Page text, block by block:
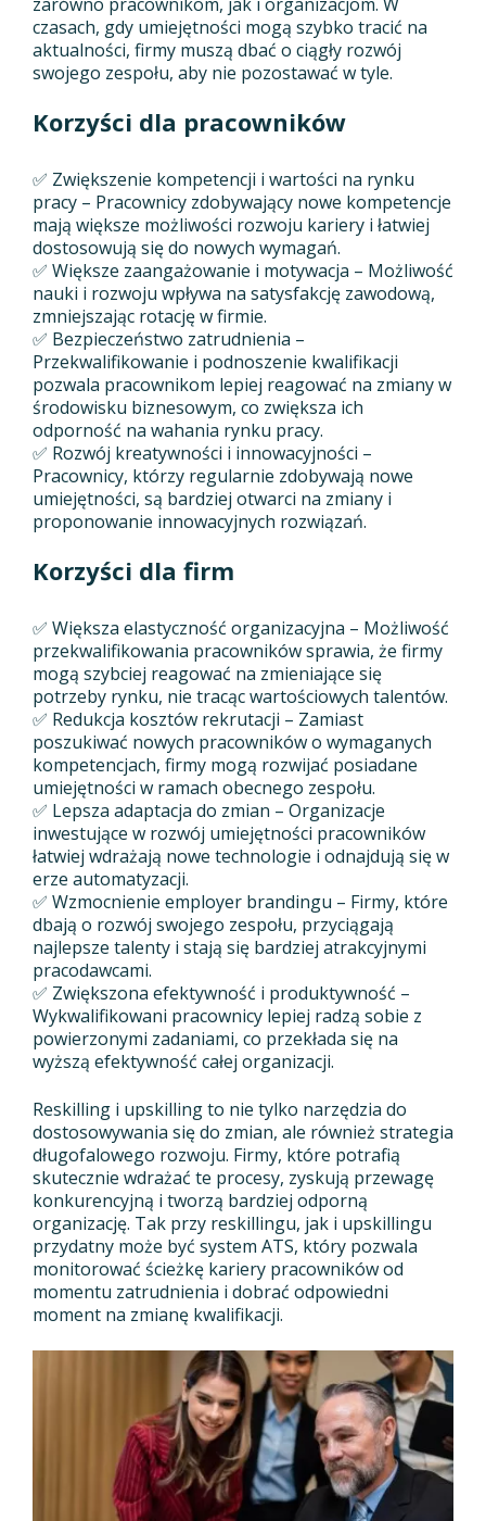
czasach, gdy umiejętności mogą szybko tracić na
aktualności, firmy muszą dbać o ciągły rozwój
swojego zespołu, aby nie pozostawać w tyle.
Korzyści dla pracowników
✅ Zwiększenie kompetencji i wartości na rynku
pracy – Pracownicy zdobywający nowe kompetencje
mają większe możliwości rozwoju kariery i łatwiej
dostosowują się do nowych wymagań.
✅ Większe zaangażowanie i motywacja – Możliwość
nauki i rozwoju wpływa na satysfakcję zawodową,
zmniejszając rotację w firmie.
✅ Bezpieczeństwo zatrudnienia –
Przekwalifikowanie i podnoszenie kwalifikacji
pozwala pracownikom lepiej reagować na zmiany w
środowisku biznesowym, co zwiększa ich
odporność na wahania rynku pracy.
✅ Rozwój kreatywności i innowacyjności –
Pracownicy, którzy regularnie zdobywają nowe
umiejętności, są bardziej otwarci na zmiany i
proponowanie innowacyjnych rozwiązań.
Korzyści dla firm
✅ Większa elastyczność organizacyjna – Możliwość
przekwalifikowania pracowników sprawia, że firmy
mogą szybciej reagować na zmieniające się
potrzeby rynku, nie tracąc wartościowych talentów.
✅ Redukcja kosztów rekrutacji – Zamiast
poszukiwać nowych pracowników o wymaganych
kompetencjach, firmy mogą rozwijać posiadane
umiejętności w ramach obecnego zespołu.
✅ Lepsza adaptacja do zmian – Organizacje
inwestujące w rozwój umiejętności pracowników
łatwiej wdrażają nowe technologie i odnajdują się w
erze automatyzacji.
✅ Wzmocnienie employer brandingu – Firmy, które
dbają o rozwój swojego zespołu, przyciągają
najlepsze talenty i stają się bardziej atrakcyjnymi
pracodawcami.
✅ Zwiększona efektywność i produktywność –
Wykwalifikowani pracownicy lepiej radzą sobie z
powierzonymi zadaniami, co przekłada się na
wyższą efektywność całej organizacji.
Reskilling i upskilling to nie tylko narzędzia do
dostosowywania się do zmian, ale również strategia
długofalowego rozwoju. Firmy, które potrafią
skutecznie wdrażać te procesy, zyskują przewagę
konkurencyjną i tworzą bardziej odporną
organizację. Tak przy reskillingu, jak i upskillingu
przydatny może być system ATS, który pozwala
monitorować ścieżkę kariery pracowników od
momentu zatrudnienia i dobrać odpowiedni
moment na zmianę kwalifikacji.